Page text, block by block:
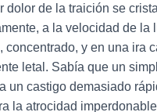
dolor de la traición se
a la velocidad de la
concentrado, y en una ira
letal. Sabía que un
un castigo demasiado
la atrocidad